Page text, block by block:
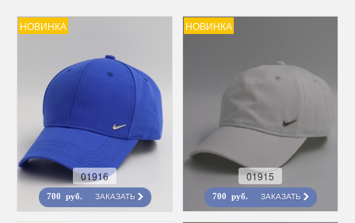
НОВИНКА
01916
700 руб. ЗАКАЗАТЬ
НОВИНКА
01915
700 руб. ЗАКАЗАТЬ